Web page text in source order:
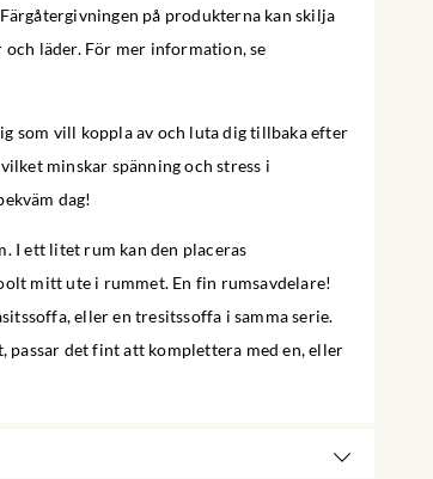
på produkterna kan skilja
läder. För mer information, se
som vill koppla av och luta dig tillbaka efter
minskar spänning och stress i
dag!
I ett litet rum kan den placeras
mitt ute i rummet. En fin rumsavdelare!
eller en tresitssoffa i samma serie.
det fint att komplettera med en, eller